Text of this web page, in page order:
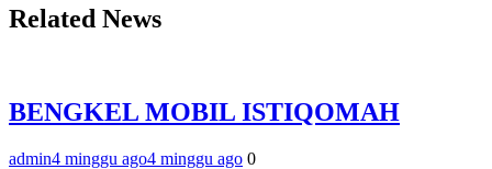
Related News
BENGKEL MOBIL ISTIQOMAH
admin4 minggu ago4 minggu ago 0